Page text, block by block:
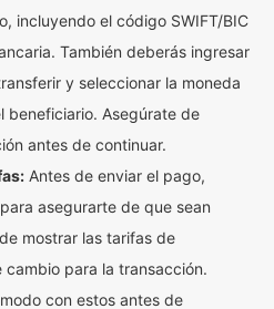
incluyendo el código SWIFT/BIC
También deberás ingresar
y seleccionar la moneda
beneficiario. Asegúrate de
antes de continuar.
Antes de enviar el pago,
asegurarte de que sean
mostrar las tarifas de
para la transacción.
con estos antes de